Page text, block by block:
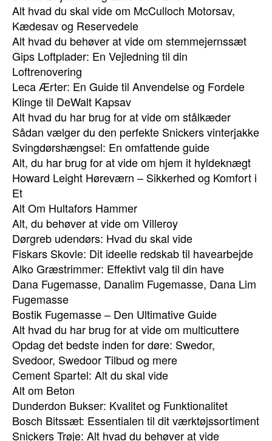
Alt hvad du skal vide om McCulloch Motorsav,
Kædesav og Reservedele
Alt hvad du behøver at vide om stemmejernssæt
Gips Loftplader: En Vejledning til din
Loftrenovering
Leca Ærter: En Guide til Anvendelse og Fordele
Klinge til DeWalt Kapsav
Alt hvad du har brug for at vide om stålkæder
Sådan vælger du den perfekte Snickers vinterjakke
Svingdørshængsel: En omfattende guide
Alt, du har brug for at vide om hjem it hyldeknægt
Howard Leight Høreværn – Sikkerhed og Komfort i
Et
Alt Om Hultafors Hammer
Alt, du behøver at vide om Villeroy
Dørgreb udendørs: Hvad du skal vide
Fiskars Skovle: Dit ideelle redskab til havearbejde
Alko Græstrimmer: Effektivt valg til din have
Dana Fugemasse, Danalim Fugemasse, Dana Lim
Fugemasse
Bostik Fugemasse – Den Ultimative Guide
Alt hvad du har brug for at vide om multicuttere
Opdag det bedste inden for døre: Swedor,
Svedoor, Swedoor Tilbud og mere
Cement Spartel: Alt du skal vide
Alt om Beton
Dunderdon Bukser: Kvalitet og Funktionalitet
Bosch Bitssæt: Essentialen til dit værktøjssortiment
Snickers Trøje: Alt hvad du behøver at vide